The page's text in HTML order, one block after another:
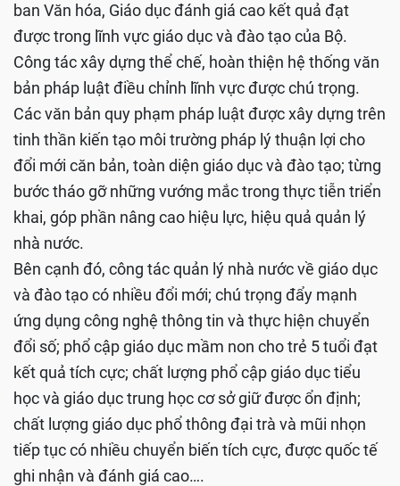
ban Văn hóa, Giáo dục đánh giá cao kết quả đạt
được trong lĩnh vực giáo dục và đào tạo của Bộ.
Công tác xây dựng thể chế, hoàn thiện hệ thống văn
bản pháp luật điều chỉnh lĩnh vực được chú trọng.
Các văn bản quy phạm pháp luật được xây dựng trên
tinh thần kiến tạo môi trường pháp lý thuận lợi cho
đổi mới căn bản, toàn diện giáo dục và đào tạo; từng
bước tháo gỡ những vướng mắc trong thực tiễn triển
khai, góp phần nâng cao hiệu lực, hiệu quả quản lý
nhà nước.
Bên cạnh đó, công tác quản lý nhà nước về giáo dục
và đào tạo có nhiều đổi mới; chú trọng đẩy mạnh
ứng dụng công nghệ thông tin và thực hiện chuyển
đổi số; phổ cập giáo dục mầm non cho trẻ 5 tuổi đạt
kết quả tích cực; chất lượng phổ cập giáo dục tiểu
học và giáo dục trung học cơ sở giữ được ổn định;
chất lượng giáo dục phổ thông đại trà và mũi nhọn
tiếp tục có nhiều chuyển biến tích cực, được quốc tế
ghi nhận và đánh giá cao….